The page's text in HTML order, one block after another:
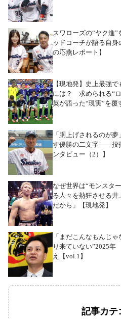
スワローズの“ヤク進
ッドコーチが語る自
の応燕レポート】
【現地発】史上最強
には？ 求められる“
英が語った“現実”を覆
「胴上げされるのが
す優勝の二文字――投
ンタビュー（2）】
なぜ世界は“モンスタ
る人々を熱狂させる井
だから」【現地発】
「まだこんなもんじ
り来ていない”2025
え【vol.1】
記事カテ